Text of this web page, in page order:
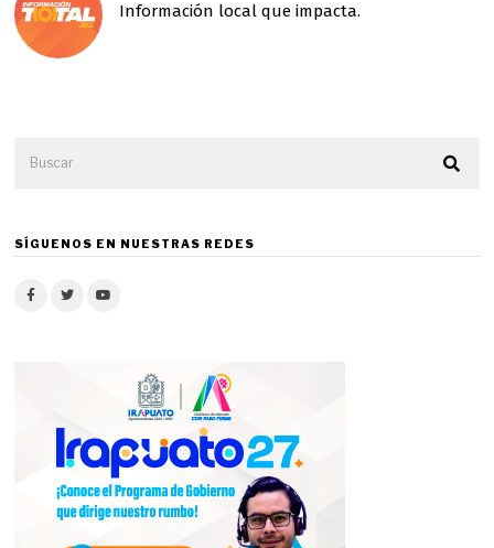
Información local que impacta.
SÍGUENOS EN NUESTRAS REDES